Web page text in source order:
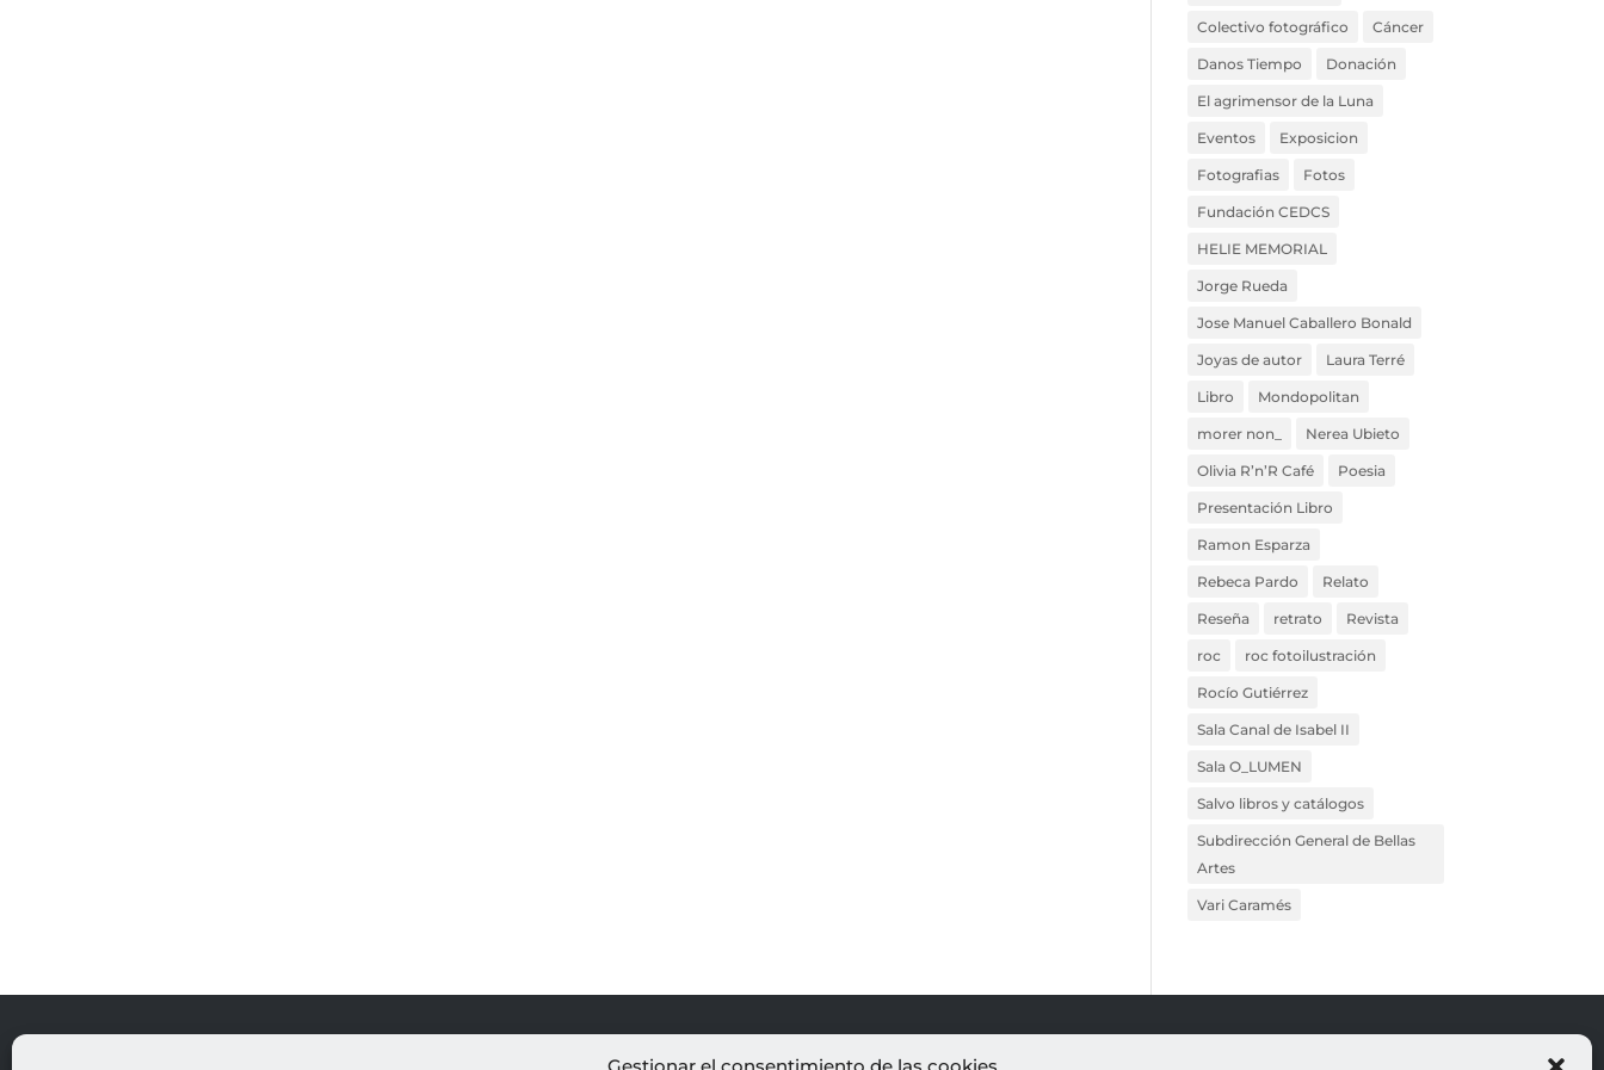
Colectivo fotográfico Cáncer
Danos Tiempo Donación
El agrimensor de la Luna
Eventos Exposicion
Fotografias Fotos
Fundación CEDCS
HELIE MEMORIAL
Jorge Rueda
Jose Manuel Caballero Bonald
Joyas de autor Laura Terré
Libro Mondopolitan
morer non_ Nerea Ubieto
Olivia R’n’R Café Poesia
Presentación Libro
Ramon Esparza
Rebeca Pardo Relato
Reseña retrato Revista
roc roc fotoilustración
Rocío Gutiérrez
Sala Canal de Isabel II
Sala O_LUMEN
Salvo libros y catálogos
Subdirección General de Bellas
Artes
Vari Caramés
PROYECTOS